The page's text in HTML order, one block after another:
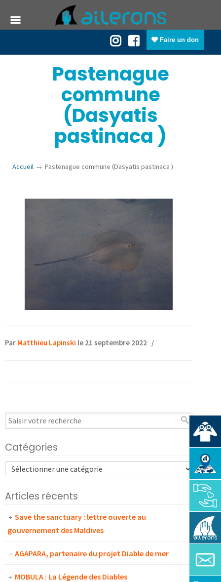
Faire un don
Pastenague
commune
(Dasyatis
pastinaca )
Accueil → Pastenague commune (Dasyatis pastinaca )
Par Matthieu Lapinski le 21 septembre 2022 /
Catégories
Articles récents
Save the sanctuary : lettre ouverte au
gouvernement des Maldives
AGAPARA, partenaire du projet Diable de mer
MOBULA : La Légende des Diables